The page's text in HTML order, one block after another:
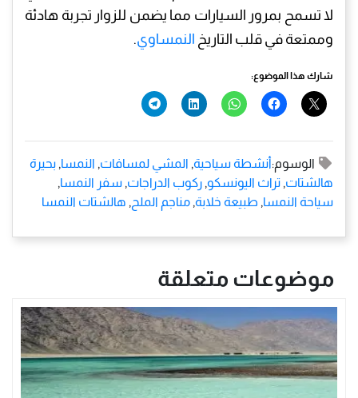
لا تسمح بمرور السيارات مما يضمن للزوار تجربة هادئة
وممتعة في قلب التاريخ النمساوي.
شارك هذا الموضوع:
الوسوم:أنشطة سياحية, المشي لمسافات, النمسا, بحيرة
هالشتات, تراث اليونسكو, ركوب الدراجات, سفر النمسا,
سياحة النمسا, طبيعة خلابة, مناجم الملح , هالشتات النمسا
موضوعات متعلقة